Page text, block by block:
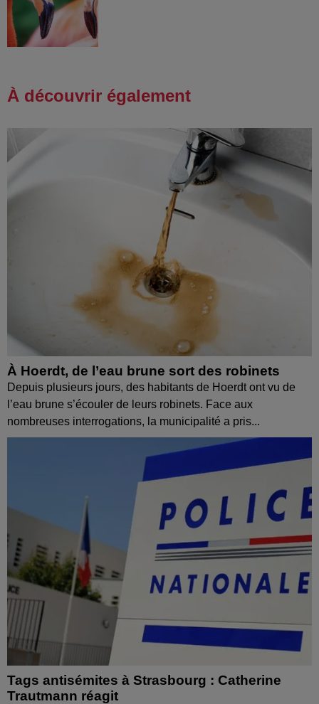
À découvrir également
À Hoerdt, de l’eau brune sort des robinets
Depuis plusieurs jours, des habitants de Hoerdt ont vu de
l’eau brune s’écouler de leurs robinets. Face aux
nombreuses interrogations, la municipalité a pris...
Tags antisémites à Strasbourg : Catherine
Trautmann réagit